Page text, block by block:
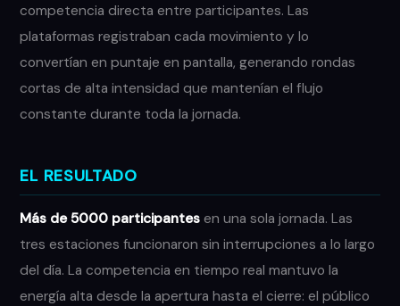
competencia directa entre participantes. Las
plataformas registraban cada movimiento y lo
convertían en puntaje en pantalla, generando rondas
cortas de alta intensidad que mantenían el flujo
constante durante toda la jornada.
EL RESULTADO
Más de 5000 participantes en una sola jornada. Las
tres estaciones funcionaron sin interrupciones a lo largo
del día. La competencia en tiempo real mantuvo la
energía alta desde la apertura hasta el cierre: el público